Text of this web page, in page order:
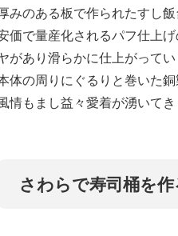
みのある板で作られたすし
価で量産化されるパフ仕上
があり滑らかに仕上がってい
体の周りにぐるりと巻いた
情もまし益々愛着が湧いてき
さわらで寿司桶を